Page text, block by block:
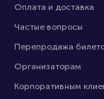
Оплата и доставка
Частые вопросы
Перепродажа
Организаторам
Корпоративным